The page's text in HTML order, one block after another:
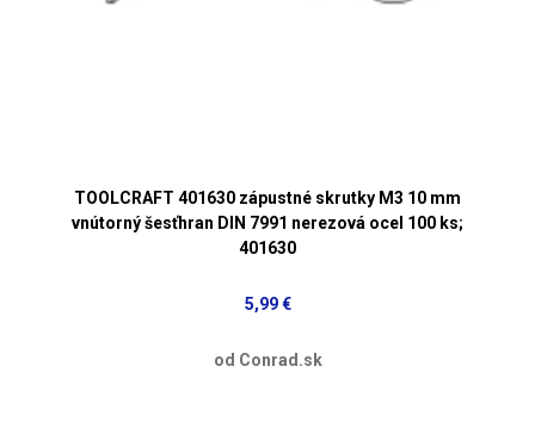
TOOLCRAFT 401630 zápustné skrutky M3 10 mm
vnútorný šesťhran DIN 7991 nerezová ocel 100 ks;
401630
5,99 €
od Conrad.sk